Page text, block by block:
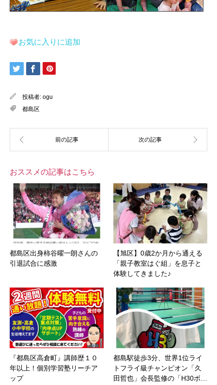
お気に入りに追加
投稿者: ogu
都島区
おススメの記事はこちら
都島区出身柿谷曜一朗さんの
引退試合に感激
【旭区】0歳2か月から通える
「親子教室はぐ組」を息子と
体験してきました♪
『都島区高倉町』講師歴１０
年以上！個別学習塾リーチア
ップ
都島駅徒歩3分、世界1位ライ
トフライ級チャンピオン「久
田哲也」会長監修の「H30ボ…